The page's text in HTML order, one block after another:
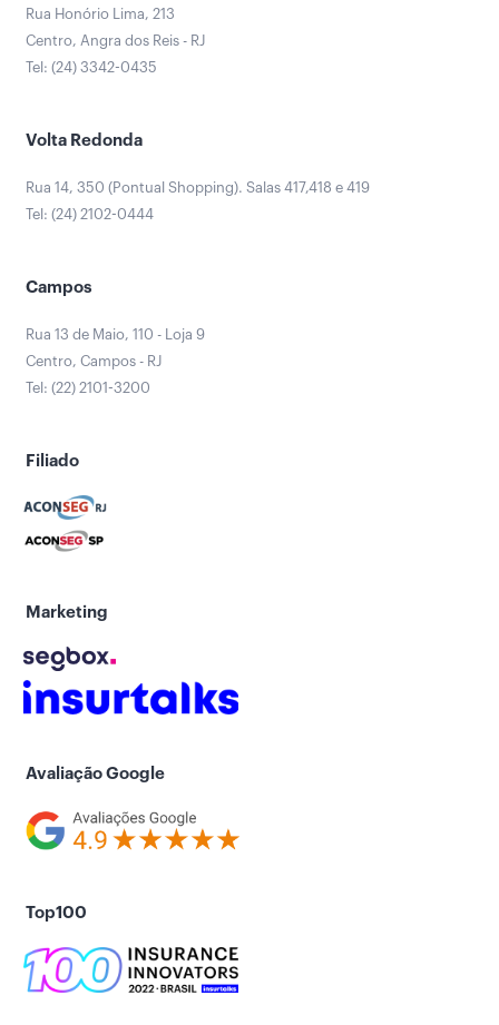
Rua Honório Lima, 213
Centro, Angra dos Reis - RJ
Tel: (24) 3342-0435
Volta Redonda
Rua 14, 350 (Pontual Shopping). Salas 417,418 e 419
Tel: (24) 2102-0444
Campos
Rua 13 de Maio, 110 - Loja 9
Centro, Campos - RJ
Tel: (22) 2101-3200
Filiado
Marketing
Avaliação Google
Top100